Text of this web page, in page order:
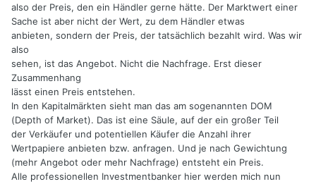
also der Preis, den ein Händler gerne hätte. Der Marktwert einer
Sache ist aber nicht der Wert, zu dem Händler etwas
anbieten, sondern der Preis, der tatsächlich bezahlt wird. Was wir
also
sehen, ist das Angebot. Nicht die Nachfrage. Erst dieser
Zusammenhang
lässt einen Preis entstehen.
In den Kapitalmärkten sieht man das am sogenannten DOM
(Depth of Market). Das ist eine Säule, auf der ein großer Teil
der Verkäufer und potentiellen Käufer die Anzahl ihrer
Wertpapiere anbieten bzw. anfragen. Und je nach Gewichtung
(mehr Angebot oder mehr Nachfrage) entsteht ein Preis.
Alle professionellen Investmentbanker hier werden mich nun